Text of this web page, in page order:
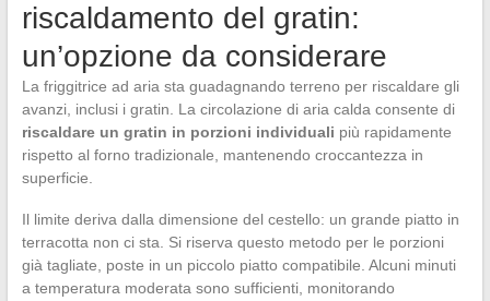
riscaldamento del gratin:
un’opzione da considerare
La friggitrice ad aria sta guadagnando terreno per riscaldare gli
avanzi, inclusi i gratin. La circolazione di aria calda consente di
riscaldare un gratin in porzioni individuali più rapidamente
rispetto al forno tradizionale, mantenendo croccantezza in
superficie.
Il limite deriva dalla dimensione del cestello: un grande piatto in
terracotta non ci sta. Si riserva questo metodo per le porzioni
già tagliate, poste in un piccolo piatto compatibile. Alcuni minuti
a temperatura moderata sono sufficienti, monitorando